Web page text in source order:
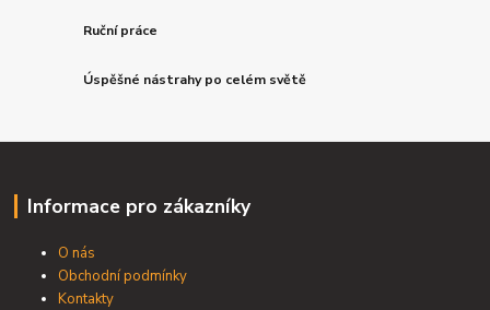
Ruční práce
Úspěšné nástrahy po celém světě
Informace pro zákazníky
O nás
Obchodní podmínky
Kontakty